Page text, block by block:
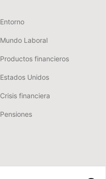
Entorno
Mundo Laboral
Productos financieros
Estados Unidos
Crisis financiera
Pensiones